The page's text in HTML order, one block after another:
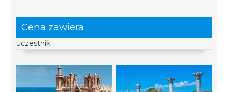
Cena zawiera
uczestnik